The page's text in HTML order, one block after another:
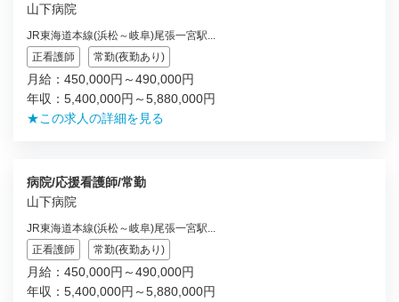
山下病院
JR東海道本線(浜松～岐阜)尾張一宮駅...
正看護師
常勤(夜勤あり)
月給：450,000円～490,000円
年収：5,400,000円～5,880,000円
★この求人の詳細を見る
病院/応援看護師/常勤
山下病院
JR東海道本線(浜松～岐阜)尾張一宮駅...
正看護師
常勤(夜勤あり)
月給：450,000円～490,000円
年収：5,400,000円～5,880,000円